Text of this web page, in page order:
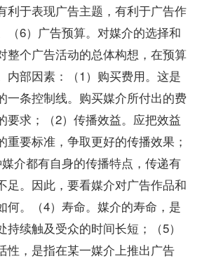
利于表现广告主题，有利于广告作
（6）广告预算。对媒介的选择和
整个广告活动的总体构想，在预算
内部因素：（1）购买费用。这是
一条控制线。购买媒介所付出的费
要求；（2）传播效益。应把效益
重要标准，争取更好的传播效果；
媒介都有自身的传播特点，传递有
足。因此，要看媒介对广告作品和
何。（4）寿命。媒介的寿命，是
续触及受众的时间长短；（5）
性，是指在某一媒介上推出广告